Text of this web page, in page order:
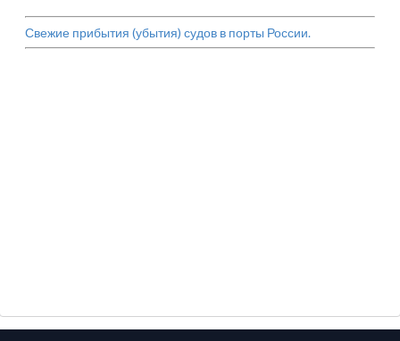
Свежие прибытия (убытия) судов в порты России.